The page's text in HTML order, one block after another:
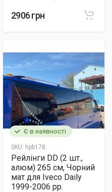
2906 грн
Є в наявності
SKU: hpb178
Рейлінги DD (2 шт.,
алюм) 265 см, Чорний
мат для Iveco Daily
1999-2006 рр.